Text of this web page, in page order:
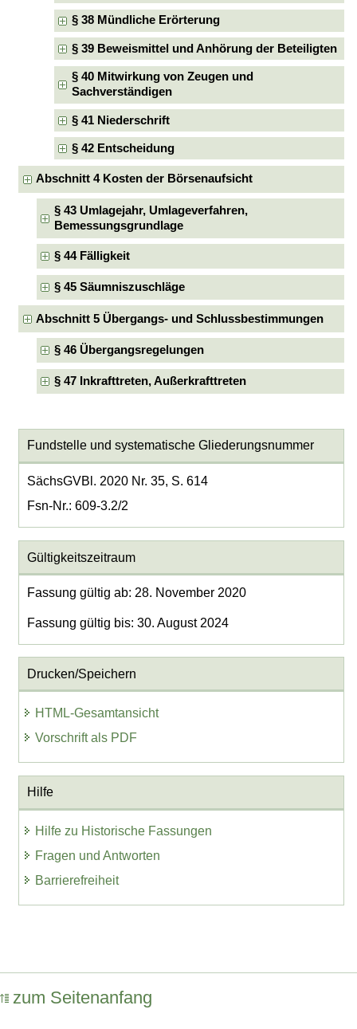
§ 38 Mündliche Erörterung
§ 39 Beweismittel und Anhörung der Beteiligten
§ 40 Mitwirkung von Zeugen und
Sachverständigen
§ 41 Niederschrift
§ 42 Entscheidung
Abschnitt 4 Kosten der Börsenaufsicht
§ 43 Umlagejahr, Umlageverfahren,
Bemessungsgrundlage
§ 44 Fälligkeit
§ 45 Säumniszuschläge
Abschnitt 5 Übergangs- und Schlussbestimmungen
§ 46 Übergangsregelungen
§ 47 Inkrafttreten, Außerkrafttreten
Fundstelle und systematische Gliederungsnummer
SächsGVBl. 2020 Nr. 35, S. 614
Fsn-Nr.: 609-3.2/2
Gültigkeitszeitraum
Fassung gültig ab: 28. November 2020
Fassung gültig bis: 30. August 2024
Drucken/Speichern
HTML-Gesamtansicht
Vorschrift als PDF
Hilfe
Hilfe zu Historische Fassungen
Fragen und Antworten
Barrierefreiheit
zum Seitenanfang